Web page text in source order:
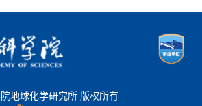
地球化学研究所 版权所有